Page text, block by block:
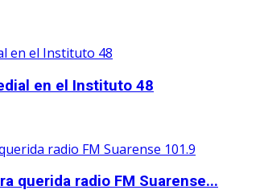
en el Instituto 48
querida radio FM Suarense...